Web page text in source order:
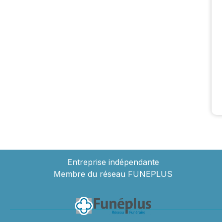
Entreprise indépendante
Membre du réseau FUNEPLUS